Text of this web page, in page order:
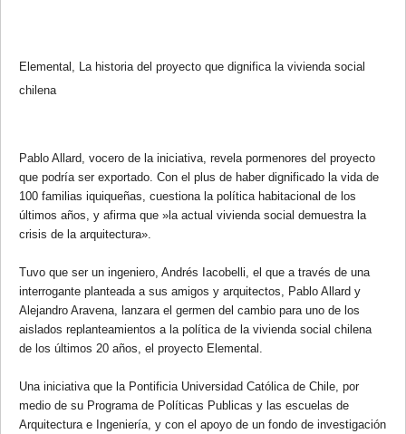
Elemental, La historia del proyecto que dignifica la vivienda social
chilena
Pablo Allard, vocero de la iniciativa, revela pormenores del proyecto
que podría ser exportado. Con el plus de haber dignificado la vida de
100 familias iquiqueñas, cuestiona la política habitacional de los
últimos años, y afirma que »la actual vivienda social demuestra la
crisis de la arquitectura».
Tuvo que ser un ingeniero, Andrés Iacobelli, el que a través de una
interrogante planteada a sus amigos y arquitectos, Pablo Allard y
Alejandro Aravena, lanzara el germen del cambio para uno de los
aislados replanteamientos a la política de la vivienda social chilena
de los últimos 20 años, el proyecto Elemental.
Una iniciativa que la Pontificia Universidad Católica de Chile, por
medio de su Programa de Políticas Publicas y las escuelas de
Arquitectura e Ingeniería, y con el apoyo de un fondo de investigación